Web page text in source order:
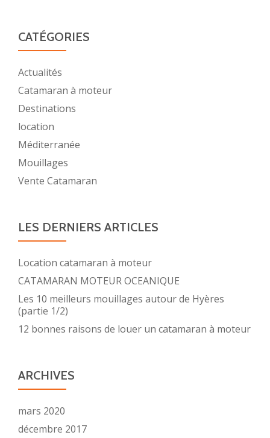
CATÉGORIES
Actualités
Catamaran à moteur
Destinations
location
Méditerranée
Mouillages
Vente Catamaran
LES DERNIERS ARTICLES
Location catamaran à moteur
CATAMARAN MOTEUR OCEANIQUE
Les 10 meilleurs mouillages autour de Hyères
(partie 1/2)
12 bonnes raisons de louer un catamaran à moteur
ARCHIVES
mars 2020
décembre 2017